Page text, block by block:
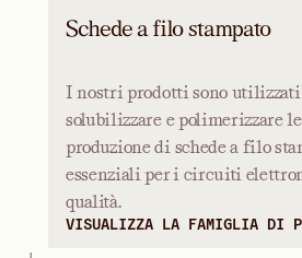
Schede a filo stampato
I nostri prodotti sono utilizzati
solubilizzare e polimerizzare
produzione di schede a filo
essenziali per i circuiti
qualità.
VISUALIZZA LA FAMIGLIA DI